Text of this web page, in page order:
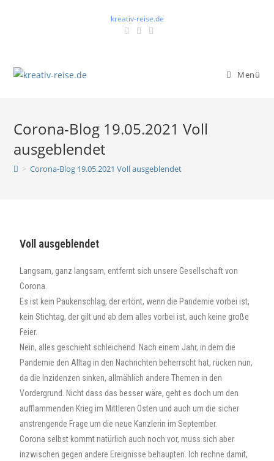
kreativ-reise.de
Menü
Corona-Blog 19.05.2021 Voll
ausgeblendet
> Corona-Blog 19.05.2021 Voll ausgeblendet
Voll ausgeblendet
Langsam, ganz langsam, entfernt sich unsere Gesellschaft von
Corona.
Es ist kein Paukenschlag, der ertönt, wenn die Pandemie vorbei ist,
kein Stichtag, der gilt und ab dem alles vorbei ist, auch keine große
Feier.
Nein, alles geschieht schleichend. Nach einem Jahr, in dem die
Pandemie den Alltag in den Nachrichten beherrscht hat, rücken nun,
da die Inzidenzen sinken, allmählich andere Themen in den
Vordergrund. Nicht dass das besser wäre, geht es doch um den
aufflammenden Krieg im Mittleren Osten und auch um die sicher
anstrengende Frage um die neue Kanzlerin im September.
Corona selbst kommt natürlich auch noch vor, muss sich aber
inzwischen gegen andere Ereignisse behaupten. Ich rechne damit,